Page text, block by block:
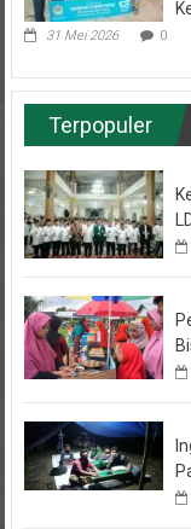
31 Mei 2026 0
Terpopuler